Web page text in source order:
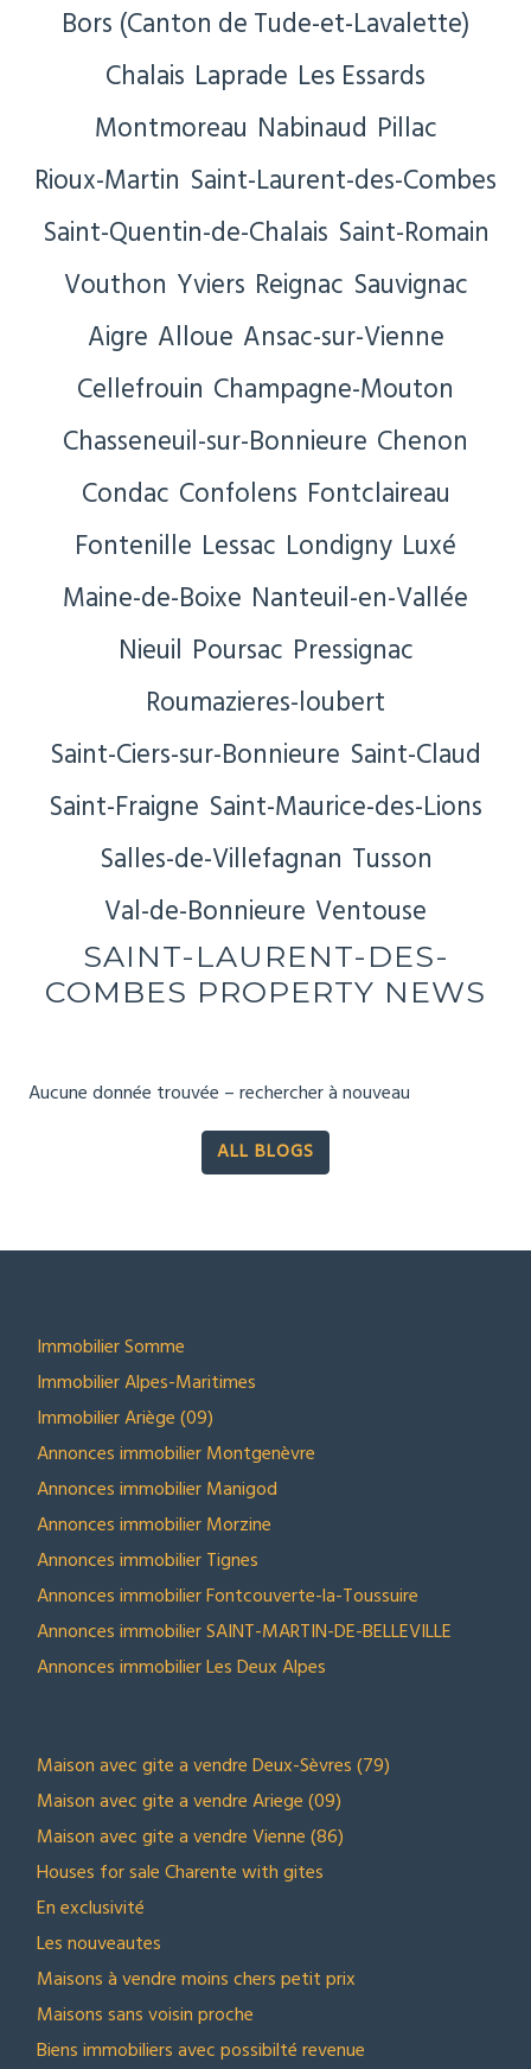
Bors (Canton de Tude-et-Lavalette)
Chalais Laprade Les Essards
Montmoreau Nabinaud Pillac
Rioux-Martin Saint-Laurent-des-Combes
Saint-Quentin-de-Chalais Saint-Romain
Vouthon Yviers Reignac Sauvignac
Aigre Alloue Ansac-sur-Vienne
Cellefrouin Champagne-Mouton
Chasseneuil-sur-Bonnieure Chenon
Condac Confolens Fontclaireau
Fontenille Lessac Londigny Luxé
Maine-de-Boixe Nanteuil-en-Vallée
Nieuil Poursac Pressignac
Roumazieres-loubert
Saint-Ciers-sur-Bonnieure Saint-Claud
Saint-Fraigne Saint-Maurice-des-Lions
Salles-de-Villefagnan Tusson
Val-de-Bonnieure Ventouse
SAINT-LAURENT-DES-
COMBES PROPERTY NEWS
Aucune donnée trouvée – rechercher à nouveau
ALL BLOGS
Immobilier Somme
Immobilier Alpes-Maritimes
Immobilier Ariège (09)
Annonces immobilier Montgenèvre
Annonces immobilier Manigod
Annonces immobilier Morzine
Annonces immobilier Tignes
Annonces immobilier Fontcouverte-la-Toussuire
Annonces immobilier SAINT-MARTIN-DE-BELLEVILLE
Annonces immobilier Les Deux Alpes
Maison avec gite a vendre Deux-Sèvres (79)
Maison avec gite a vendre Ariege (09)
Maison avec gite a vendre Vienne (86)
Houses for sale Charente with gites
En exclusivité
Les nouveautes
Maisons à vendre moins chers petit prix
Maisons sans voisin proche
Biens immobiliers avec possibilté revenue